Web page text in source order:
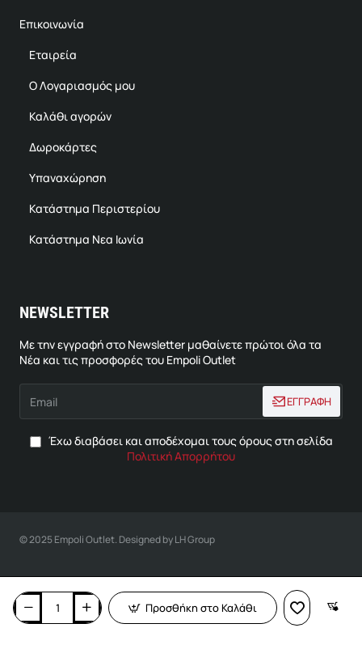
Προσθήκη στο Καλάθι
Επικοινωνία
Εταιρεία
Ο Λογαριασμός μου
Καλάθι αγορών
Δωροκάρτες
Υπαναχώρηση
Κατάστημα Περιστερίου
Κατάστημα Νεα Ιωνία
NEWSLETTER
Με την εγγραφή στο Newsletter μαθαίνετε πρώτοι όλα τα
Νέα και τις προσφορές του Empoli Outlet
ΕΓΓΡΑΦΗ
Έχω διαβάσει και αποδέχομαι τους όρους στη σελίδα
Πολιτική Απορρήτου
© 2025 Empoli Outlet. Designed by LH Group